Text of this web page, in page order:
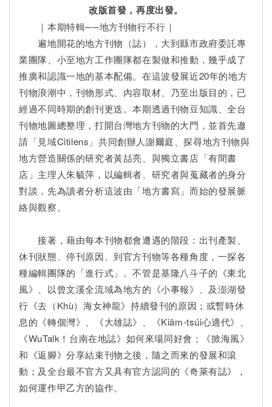
改版首發，再度出發。
｜本期特輯──地方刊物行不行｜
遍地開花的地方刊物（誌），大到縣市政府委託專
業團隊、小至地方工作團隊都在製做和推動，幾乎成了
推廣和認識一地的基本配備。在這波發展近20年的地方
刊物浪潮中，刊物形式、內容取材、乃至出版目的，已
經過不同時期的創刊更迭。本期透過刊物豆知識、全台
刊物地圖總整理，打開台灣地方刊物的大門，並首先邀
請「見域Citilens」共同創辦人謝爾庭、探尋地方刊物與
地方營造關係的研究者黃喆亮、與獨立書店「有間書
店」主理人朱毓萍，以編輯者、研究者與蒐藏者的身分
對談，先為讀者分析這波由「地方書寫」而始的發展脈
絡與觀察。
接著，藉由每本刊物都會遭遇的階段：出刊產製、
休刊狀態、停刊原因、到官方刊物等各種角度，一探各
種編輯團隊的「進行式」。不管是基隆八斗子的《東北
風》、以曾文溪全流域為地方的《小事報》、及澎湖發
行《去（Khù）海女神龍》持續發刊的原因；或暫時休
息的《轉個灣》、《大雄誌》、《Kiâm-tsúi心適代》、
《WuTalk！台南在地誌》如何來場同好會；《掀海風》
和《返腳》分享結束刊物之後，隨之而來的發展和滾
動；及全台最不官方又具有官方認同的《奇萊有誌》，
如何運作甲乙方的協作。